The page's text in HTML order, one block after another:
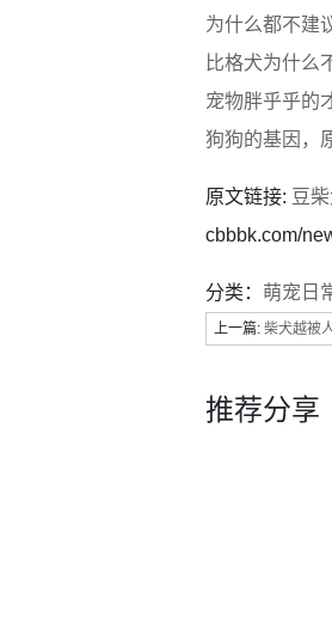
为什么都不建
比格犬为什么
宠物胖乎乎的
狗狗的基因，
原文链接: 豆
cbbbk.com/
分类： 萌宠日
上一篇: 柴犬越被
推荐分享